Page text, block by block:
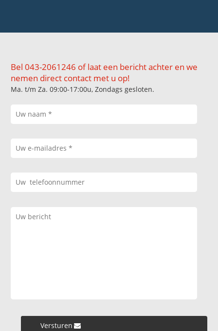
Bel 043-2061246 of laat een bericht achter en we
nemen direct contact met u op!
Ma. t/m Za. 09:00-17:00u, Zondags gesloten.
Versturen »